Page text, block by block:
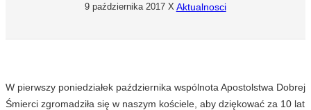
9 października 2017 X Aktualnosci
W pierwszy poniedziałek października wspólnota Apostolstwa Dobrej
Śmierci zgromadziła się w naszym kościele, aby dziękować za 10 lat